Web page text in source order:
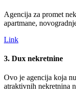
Agencija za promet
apartmane,
Link
3. Dux nekretnine
Ovo je agencija koja
atraktivnih nekretnina